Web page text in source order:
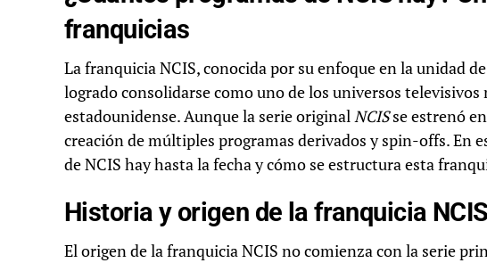
franquicias
La franquicia NCIS, conocida por su enfoque en la unidad
logrado consolidarse como uno de los universos
estadounidense. Aunque la serie originalNCISse estrenó
creación de múltiples programas derivados y spin-offs. En
de NCIS hay hasta la fecha y cómo se estructura esta
Historia y origen de la franquicia NCIS
El origen de la franquicia NCIS no comienza con la serie